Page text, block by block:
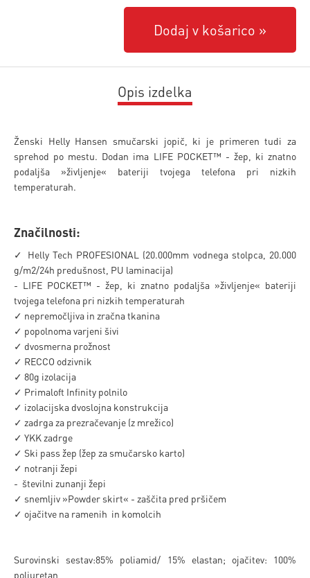
Dodaj v košarico
Opis izdelka
Ženski Helly Hansen smučarski jopič, ki je primeren tudi za
sprehod po mestu. Dodan ima LIFE POCKET™ - žep, ki znatno
podaljša »življenje« bateriji tvojega telefona pri nizkih
temperaturah.
Značilnosti:
✓ Helly Tech PROFESIONAL (20.000mm vodnega stolpca, 20.000
g/m2/24h predušnost, PU laminacija)
- LIFE POCKET™ - žep, ki znatno podaljša »življenje« bateriji
tvojega telefona pri nizkih temperaturah
✓ nepremočljiva in zračna tkanina
✓ popolnoma varjeni šivi
✓ dvosmerna prožnost
✓ RECCO odzivnik
✓ 80g izolacija
✓ Primaloft Infinity polnilo
✓ izolacijska dvoslojna konstrukcija
✓ zadrga za prezračevanje (z mrežico)
✓ YKK zadrge
✓ Ski pass žep (žep za smučarsko karto)
✓ notranji žepi
- številni zunanji žepi
✓ snemljiv »Powder skirt« - zaščita pred pršičem
✓ ojačitve na ramenih in komolcih
Surovinski sestav:85% poliamid/ 15% elastan; ojačitev: 100%
poliuretan